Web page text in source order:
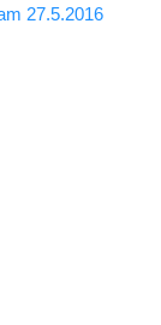
27.5.2016